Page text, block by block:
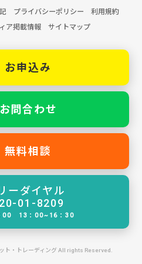
プライバシーポリシー
利用規約
ア掲載情報 サイトマップ
お申込み
お問合わせ
無料相談
ーダイヤル
01-8209
00 13：00~16：30
ト・トレーディング All rights Reserved.